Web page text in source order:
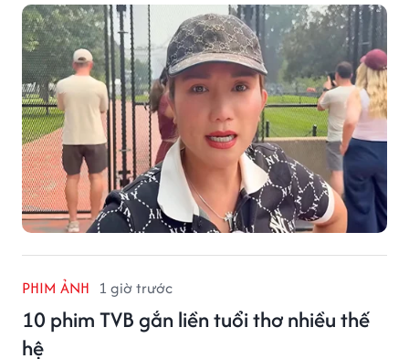
PHIM ẢNH 1 giờ trước
10 phim TVB gắn liền tuổi thơ nhiều thế
hệ